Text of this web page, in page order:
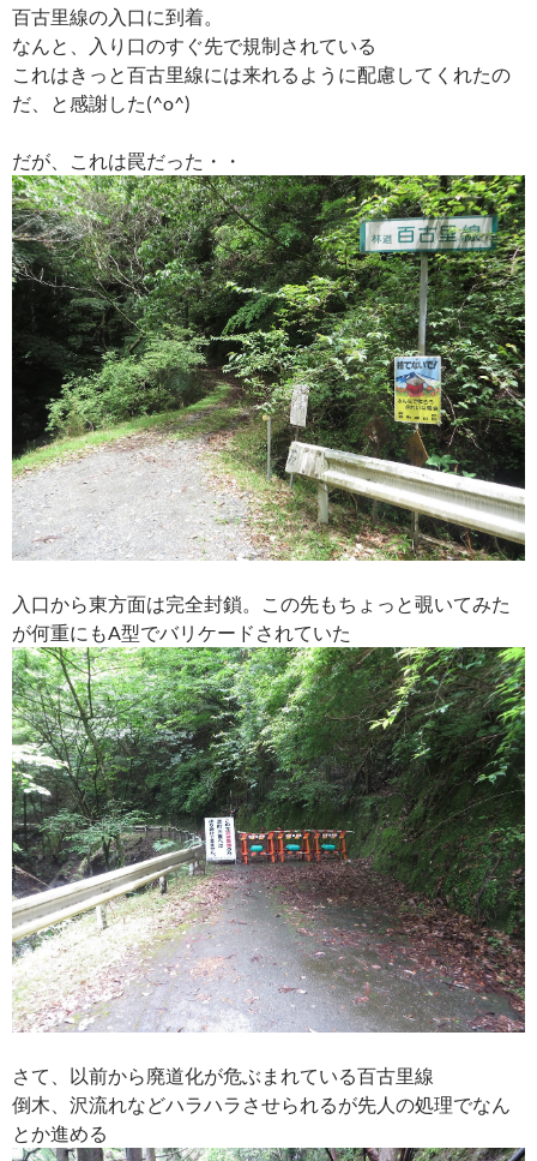
百古里線の入口に到着。
なんと、入り口のすぐ先で規制されている
これはきっと百古里線には来れるように配慮してくれたの
だ、と感謝した(^o^)
だが、これは罠だった・・
入口から東方面は完全封鎖。この先もちょっと覗いてみた
が何重にもA型でバリケードされていた
さて、以前から廃道化が危ぶまれている百古里線
倒木、沢流れなどハラハラさせられるが先人の処理でなん
とか進める